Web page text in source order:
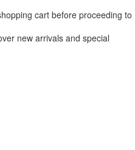
cart before proceeding to
new arrivals and special